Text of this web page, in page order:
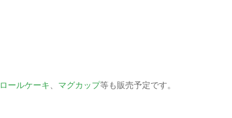
ロールケーキ マグカップ等も販売予定です。